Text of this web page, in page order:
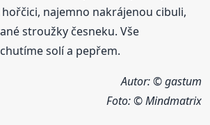
najemno nakrájenou cibuli,
stroužky česneku. Vše
solí a pepřem.
Autor: © gastum
Foto:© Mindmatrix